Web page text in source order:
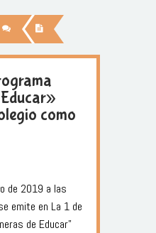
como
de 2019 a las
emite en La 1 de
de Educar”